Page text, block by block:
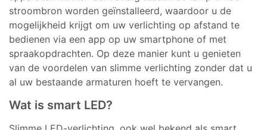
stroombron worden geïnstalleerd, waardoor u de
mogelijkheid krijgt om uw verlichting op afstand te
bedienen via een app op uw smartphone of met
spraakopdrachten. Op deze manier kunt u genieten
van de voordelen van slimme verlichting zonder dat u
al uw bestaande armaturen hoeft te vervangen.
Wat is smart LED?